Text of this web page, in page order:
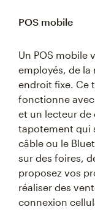
POS mobile
Un POS mobile
employés, de la
endroit fixe. Ce
fonctionne
et un lecteur de
tapotement qui
câble ou le
sur des foires,
proposez vos
réaliser des
connexion